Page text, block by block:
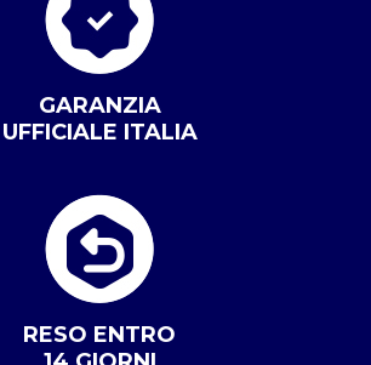
GARANZIA
UFFICIALE ITALIA
RESO ENTRO